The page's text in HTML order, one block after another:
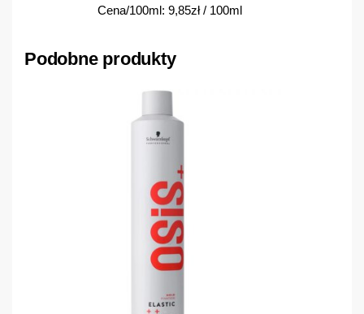
Cena/100ml: 9,85zł/ 100ml
Podobne produkty